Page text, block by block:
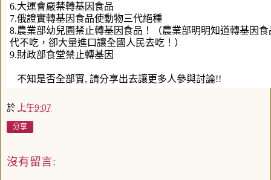
6.大運會嚴禁轉基因食品
7.俄證實轉基因食品使動物三代絕種
8.農業部幼兒園禁止轉基因食品！（農業部明明知道轉基因
代不吃，卻大量進口讓全國人民去吃！）
9.財政部食堂禁止轉基因
不知是否全部實, 請分享出去讓更多人參與討論!!
於 上午9:07
分享
沒有留言: